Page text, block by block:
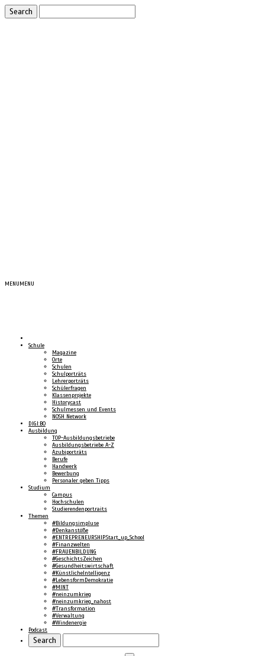
MENUMENU
Schule
Magazine
Orte
Schulen
Schulporträts
Lehrerporträts
Schülerfragen
Klassenprojekte
Historycast
Schulmessen und Events
NOSH Network
DIGI:BO
Ausbildung
TOP-Ausbildungsbetriebe
Ausbildungsbetriebe A-Z
Azubiporträts
Berufe
Handwerk
Bewerbung
Personaler geben Tipps
Studium
Campus
Hochschulen
Studierendenportraits
Themen
#Bildungsimpluse
#Denkanstöße
#ENTREPRENEURSHIP.Start_up_School
#Finanzwelten
#FRAUENBILDUNG
#GeschichtsZeichen
#Gesundheitswirtschaft
#KünstlicheIntelligenz
#LebensformDemokratie
#MINT
#neinzumkrieg
#neinzumkrieg_nahost
#Transformation
#Verwaltung
#Windenergie
Podcast